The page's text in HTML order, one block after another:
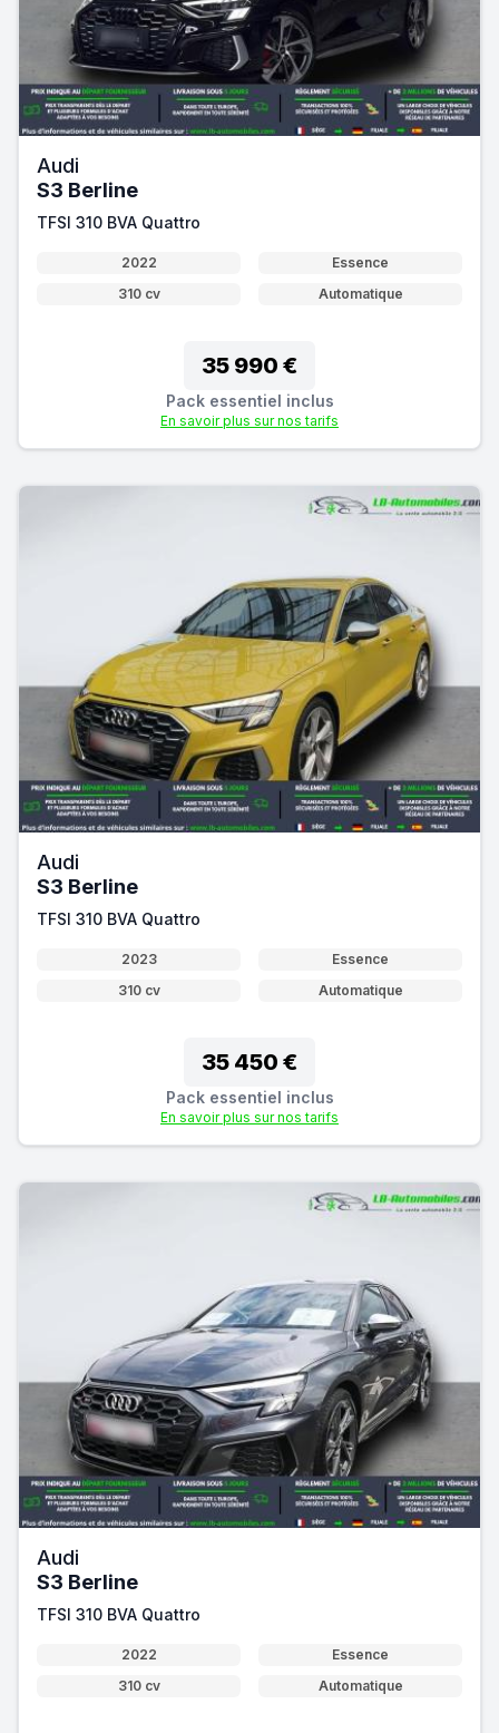
Audi
S3 Berline
TFSI 310 BVA Quattro
2022
Essence
310 cv
Automatique
35 990 €
Pack essentiel inclus
En savoir plus sur nos tarifs
Audi
S3 Berline
TFSI 310 BVA Quattro
2023
Essence
310 cv
Automatique
35 450 €
Pack essentiel inclus
En savoir plus sur nos tarifs
Audi
S3 Berline
TFSI 310 BVA Quattro
2022
Essence
310 cv
Automatique